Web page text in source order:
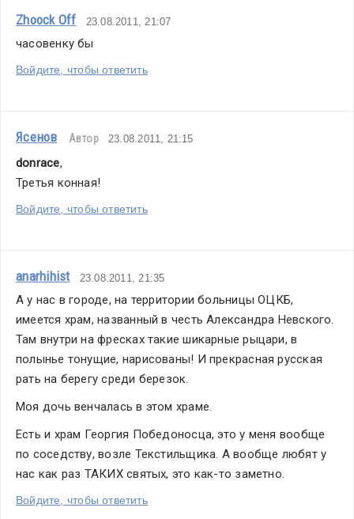
Zhoock Off 23.08.2011, 21:07
часовенку бы
Войдите, чтобы ответить
Ясенов Автор 23.08.2011, 21:15
donrace,
Третья конная!
Войдите, чтобы ответить
anarhihist 23.08.2011, 21:35
А у нас в городе, на территории больницы ОЦКБ,
имеется храм, названный в честь Александра Невского.
Там внутри на фресках такие шикарные рыцари, в
полынье тонущие, нарисованы! И прекрасная русская
рать на берегу среди березок.
Моя дочь венчалась в этом храме.
Есть и храм Георгия Победоносца, это у меня вообще
по соседству, возле Текстильщика. А вообще любят у
нас как раз ТАКИХ святых, это как-то заметно.
Войдите, чтобы ответить